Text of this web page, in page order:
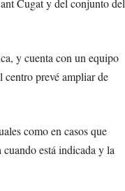
Cugat y del conjunto del
y cuenta con un equipo
centro prevé ampliar de
como en casos que
está indicada y la